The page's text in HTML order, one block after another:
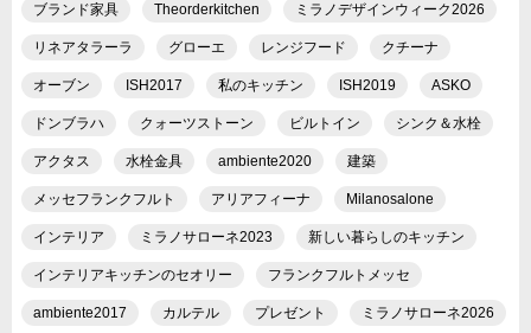
ブランド家具 Theorderkitchen ミラノデザインウィーク2026
リネアタラーラ グローエ レンジフード クチーナ
オーブン ISH2017 私のキッチン ISH2019 ASKO
ドンブラハ クォーツストーン ビルトイン シンク＆水栓
アクタス 水栓金具 ambiente2020 建築
メッセフランクフルト アリアフィーナ Milanosalone
インテリア ミラノサローネ2023 新しい暮らしのキッチン
インテリアキッチンのセオリー フランクフルトメッセ
ambiente2017 カルテル プレゼント ミラノサローネ2026